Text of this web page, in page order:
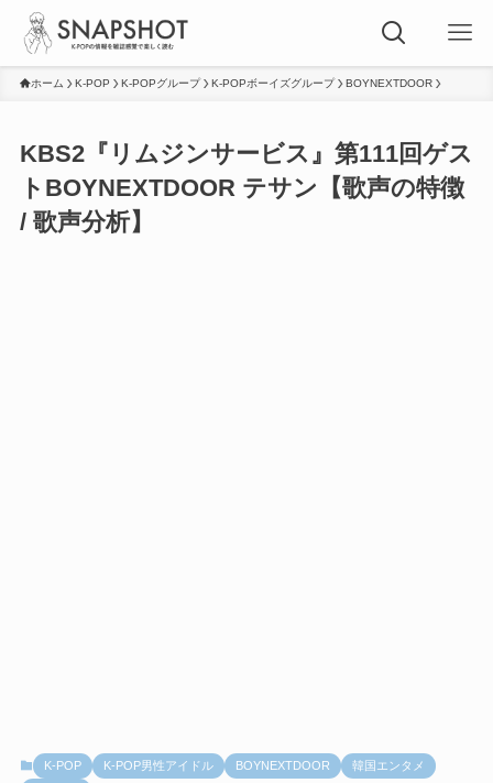
ホーム K-POP K-POPグループ K-POPボーイズグループ BOYNEXTDOOR
KBS2『リムジンサービス』第111回ゲス
トBOYNEXTDOOR テサン【歌声の特徴
/ 歌声分析】
K-POP K-POP男性アイドル BOYNEXTDOOR
韓国エンタメ